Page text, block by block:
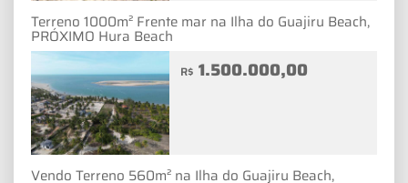
Terreno 1000m² Frente mar na Ilha do Guajiru Beach,
PRÓXIMO Hura Beach
R$ 1.500.000,00
Vendo Terreno 560m² na Ilha do Guajiru Beach,